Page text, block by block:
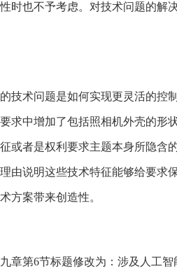
时也不予考虑。对技术问题的
技术问题是如何实现更灵活的
求中增加了包括照相机外壳的
或者是权利要求主题本身所隐
由说明这些技术特征能够给要
方案带来创造性。
章第6节标题修改为：涉及人工